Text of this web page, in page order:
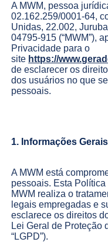
A MWM, pessoa
02.162.259/0001-64,
Unidas, 22.002,
04795-915 (“MWM”),
Privacidade para o
site https://
de esclarecer os
dos usuários no que
pessoais.
1. Informações Gerais
A MWM está
pessoais. Esta
MWM realiza o
legais empregadas e
esclarece os direitos
Lei Geral de Proteção
“LGPD”).